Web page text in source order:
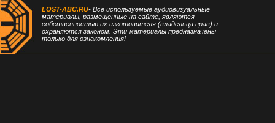
LOST-ABC.RU- Все используемые аудиовизуальные
материалы, размещенные на сайте, являются
собственностью их изготовителя (владельца прав) и
охраняются законом. Эти материалы предназначены
только для ознакомления!